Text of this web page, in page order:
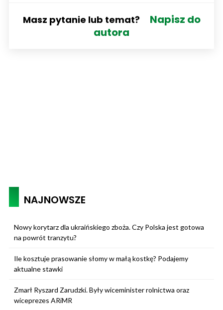
Masz pytanie lub temat?
Napisz do
autora
NAJNOWSZE
Nowy korytarz dla ukraińskiego zboża. Czy Polska jest gotowa
na powrót tranzytu?
Ile kosztuje prasowanie słomy w małą kostkę? Podajemy
aktualne stawki
Zmarł Ryszard Zarudzki. Były wiceminister rolnictwa oraz
wiceprezes ARiMR